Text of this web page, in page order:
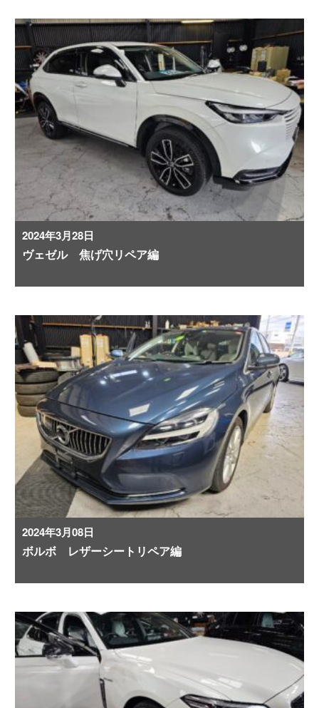
2024年3月28日
ヴェゼル 焦げ穴リペア編
2024年3月08日
ボルボ レザーシートリペア編